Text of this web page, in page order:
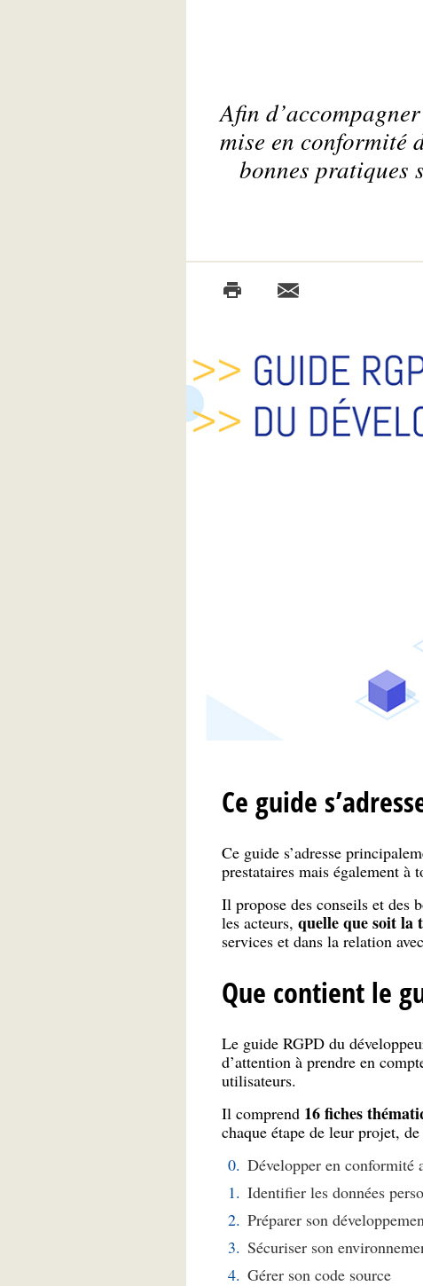
Afin
mise en conformité
bonnes pratiques
Ce guide
Ce guide s’adresse
prestataires mais également à
Il propose des conseils et des
les acteurs, quelle que soit la
services et dans la relation
Que contient le
Le guide RGPD du
d’attention à prendre en
utilisateurs.
Il comprend 16 fiches
chaque étape de leur projet,
Développer en conformité
Identifier les données
Préparer son
Sécuriser son
Gérer son code source